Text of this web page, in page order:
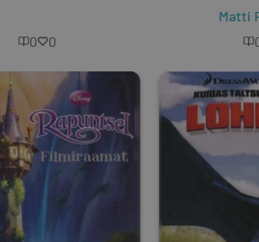
0
0
Matti